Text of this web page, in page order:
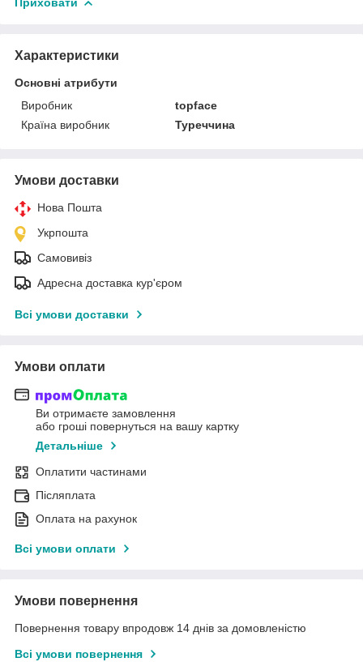
Характеристики
Основні атрибути
Виробник
topface
Країна виробник
Туреччина
Умови доставки
Нова Пошта
Укрпошта
Самовивіз
Адресна доставка кур'єром
Всі умови доставки
Умови оплати
Ви отримаєте замовлення
або гроші повернуться на вашу картку
Детальніше
Оплатити частинами
Післяплата
Оплата на рахунок
Всі умови оплати
Умови повернення
Повернення товару впродовж 14 днів за домовленістю
Всі умови повернення